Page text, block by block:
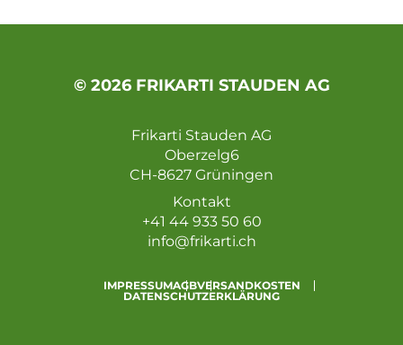
© 2026 FRIKARTI STAUDEN AG
Frikarti Stauden AG
Oberzelg6
CH-8627 Grüningen
Kontakt
+41 44 933 50 60
info@frikarti.ch
IMPRESSUMAGBVERSANDKOSTEN
DATENSCHUTZERKLÄRUNG